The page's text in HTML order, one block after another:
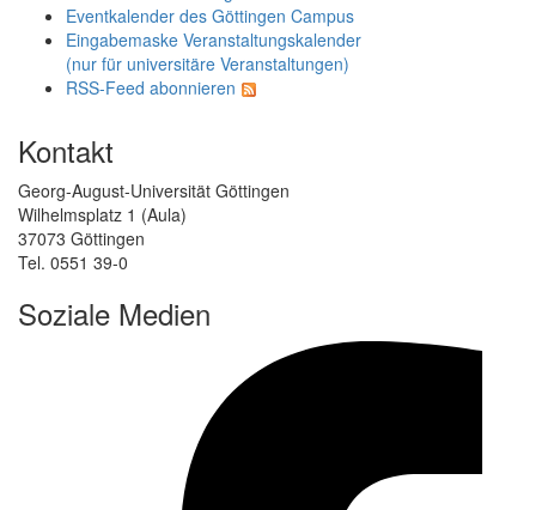
Eventkalender des Göttingen Campus
Eingabemaske Veranstaltungskalender
(nur für universitäre Veranstaltungen)
RSS-Feed abonnieren
Kontakt
Georg-August-Universität Göttingen
Wilhelmsplatz 1 (Aula)
37073 Göttingen
Tel. 0551 39-0
Soziale Medien